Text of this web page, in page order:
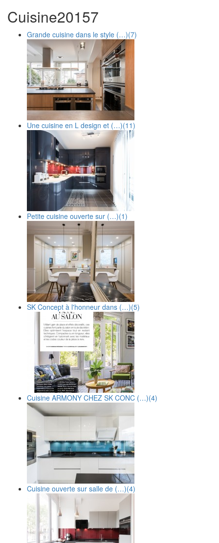
Cuisine20157
Grande cuisine dans le style (…)(7)
Une cuisine en L design et (…)(11)
Petite cuisine ouverte sur (…)(1)
SK Concept à l'honneur dans (…)(5)
Cuisine ARMONY CHEZ SK CONC (…)(4)
Cuisine ouverte sur salle de (…)(4)